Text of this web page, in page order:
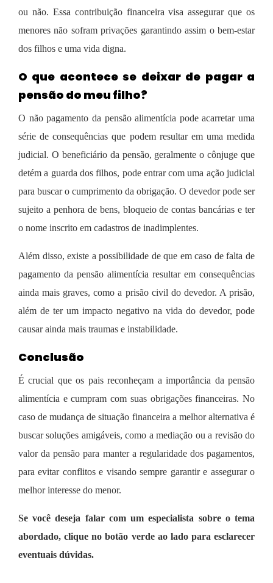
ou não. Essa contribuição financeira visa assegurar que os
menores não sofram privações garantindo assim o bem-estar
dos filhos e uma vida digna.
O que acontece se deixar de pagar a
pensão do meu filho?
O não pagamento da pensão alimentícia pode acarretar uma
série de consequências que podem resultar em uma medida
judicial. O beneficiário da pensão, geralmente o cônjuge que
detém a guarda dos filhos, pode entrar com uma ação judicial
para buscar o cumprimento da obrigação. O devedor pode ser
sujeito a penhora de bens, bloqueio de contas bancárias e ter
o nome inscrito em cadastros de inadimplentes.
Além disso, existe a possibilidade de que em caso de falta de
pagamento da pensão alimentícia resultar em consequências
ainda mais graves, como a prisão civil do devedor. A prisão,
além de ter um impacto negativo na vida do devedor, pode
causar ainda mais traumas e instabilidade.
Conclusão
É crucial que os pais reconheçam a importância da pensão
alimentícia e cumpram com suas obrigações financeiras. No
caso de mudança de situação financeira a melhor alternativa é
buscar soluções amigáveis, como a mediação ou a revisão do
valor da pensão para manter a regularidade dos pagamentos,
para evitar conflitos e visando sempre garantir e assegurar o
melhor interesse do menor.
Se você deseja falar com um especialista sobre o tema
abordado, clique no botão verde ao lado para esclarecer
eventuais dúvidas.